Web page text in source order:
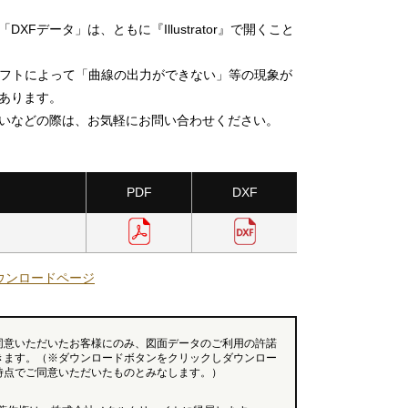
DXFデータ」は、ともに『Illustrator』で開くこと
トによって「曲線の出力ができない」等の現象が
ります。
などの際は、お気軽にお問い合わせください。
PDF DXF
ンロードページ
いただいたお客様にのみ、図面データのご利用の許諾
ます。（※ダウンロードボタンをクリックしダウンロー
でご同意いただいたものとみなします。）